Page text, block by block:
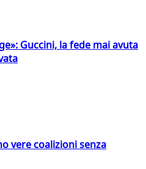
Guccini, la fede mai avuta
vere coalizioni senza